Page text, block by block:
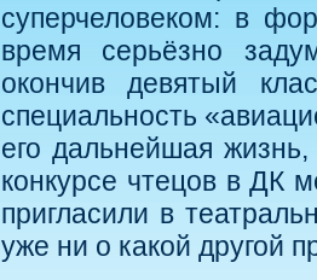
суперчеловеком: в
время серьёзно
окончив девятый
специальность
его дальнейшая
конкурсе чтецов в ДК
пригласили в
уже ни о какой другой